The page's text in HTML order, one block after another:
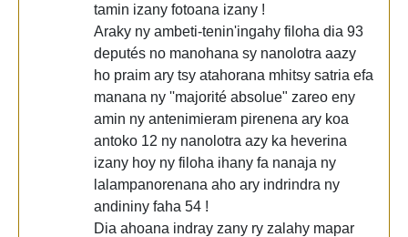
tamin izany fotoana izany !
Araky ny ambeti-tenin'ingahy filoha dia 93
deputés no manohana sy nanolotra aazy
ho praim ary tsy atahorana mhitsy satria efa
manana ny ''majorité absolue" zareo eny
amin ny antenimieram pirenena ary koa
antoko 12 ny nanolotra azy ka heverina
izany hoy ny filoha ihany fa nanaja ny
lalampanorenana aho ary indrindra ny
andininy faha 54 !
Dia ahoana indray zany ry zalahy mapar